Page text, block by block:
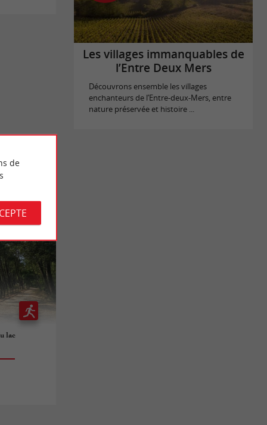
lac
Les villages immanquables de
l’Entre Deux Mers
Découvrons ensemble les villages
enchanteurs de l’Entre-deux-Mers, entre
nature préservée et histoire ...
de